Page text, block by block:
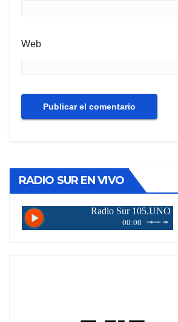
Web
RADIO SUR EN VIVO